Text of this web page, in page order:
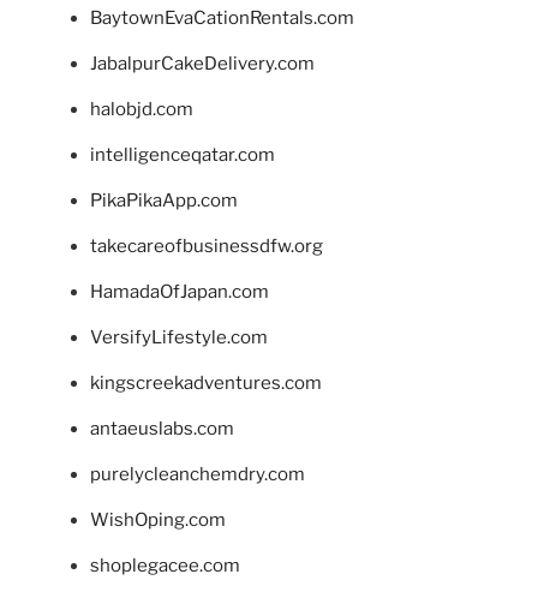
BaytownEvaCationRentals.com
JabalpurCakeDelivery.com
halobjd.com
intelligenceqatar.com
PikaPikaApp.com
takecareofbusinessdfw.org
HamadaOfJapan.com
VersifyLifestyle.com
kingscreekadventures.com
antaeuslabs.com
purelycleanchemdry.com
WishOping.com
shoplegacee.com